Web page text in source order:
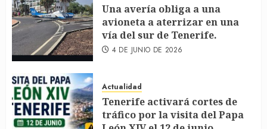
Una avería obliga a una
avioneta a aterrizar en una
vía del sur de Tenerife.
4 DE JUNIO DE 2026
Actualidad
Tenerife activará cortes de
tráfico por la visita del Papa